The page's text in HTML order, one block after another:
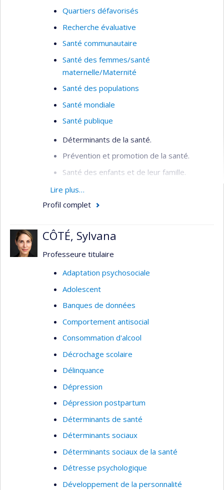
Quartiers défavorisés
Recherche évaluative
Santé communautaire
Santé des femmes/santé
maternelle/Maternité
Santé des populations
Santé mondiale
Santé publique
Déterminants de la santé.
Prévention et promotion de la santé.
Santé des enfants et de leur famille.
Inégalités sociales de santé.
Organisation de la santé publique.
Lire plus…
Profil complet
CÔTÉ, Sylvana
Professeure titulaire
Adaptation psychosociale
Adolescent
Banques de données
Comportement antisocial
Consommation d'alcool
Décrochage scolaire
Délinquance
Dépression
Dépression postpartum
Déterminants de santé
Déterminants sociaux
Déterminants sociaux de la santé
Détresse psychologique
Développement de la personnalité